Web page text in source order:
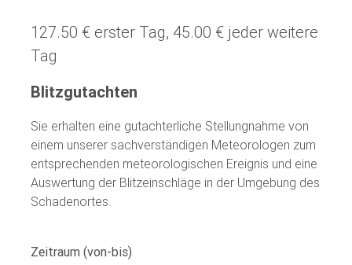
127.50 € erster Tag, 45.00 € jeder weitere
Tag
Blitzgutachten
Sie erhalten eine gutachterliche Stellungnahme von
einem unserer sachverständigen Meteorologen zum
entsprechenden meteorologischen Ereignis und eine
Auswertung der Blitzeinschläge in der Umgebung des
Schadenortes.
Zeitraum (von-bis)